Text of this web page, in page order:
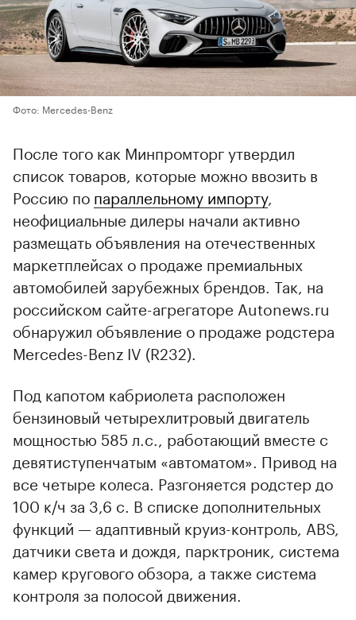
Фото: Mercedes-Benz
После того как Минпромторг утвердил
список товаров, которые можно ввозить в
Россию по параллельному импорту,
неофициальные дилеры начали активно
размещать объявления на отечественных
маркетплейсах о продаже премиальных
автомобилей зарубежных брендов. Так, на
российском сайте-агрегаторе Autonews.ru
обнаружил объявление о продаже родстера
Mercedes-Benz IV (R232).
Под капотом кабриолета расположен
бензиновый четырехлитровый двигатель
мощностью 585 л.с., работающий вместе с
девятиступенчатым «автоматом». Привод на
все четыре колеса. Разгоняется родстер до
100 к/ч за 3,6 с. В списке дополнительных
функций — адаптивный круиз-контроль, ABS,
датчики света и дождя, парктроник, система
камер кругового обзора, а также система
контроля за полосой движения.